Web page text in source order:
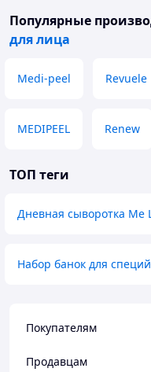
Популярные
для лица
Medi-peel Revuele
MEDIPEEL Renew
ТОП теги
Дневная сыворотка Me
Набор банок для
Покупателям
Продавцам